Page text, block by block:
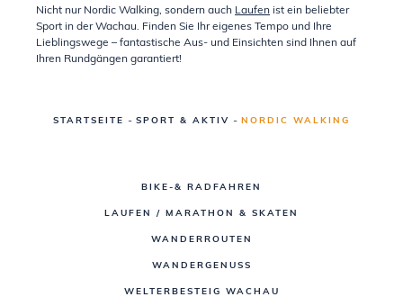
Nicht nur Nordic Walking, sondern auch Laufen ist ein beliebter
Sport in der Wachau. Finden Sie Ihr eigenes Tempo und Ihre
Lieblingswege – fantastische Aus- und Einsichten sind Ihnen auf
Ihren Rundgängen garantiert!
STARTSEITE - SPORT & AKTIV - NORDIC WALKING
BIKE-& RADFAHREN
LAUFEN / MARATHON & SKATEN
WANDERROUTEN
WANDERGENUSS
WELTERBESTEIG WACHAU